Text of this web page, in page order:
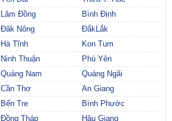
Lâm Đồng
Bình Định
Đăk Nông
ĐắkLắk
Hà Tĩnh
Kon Tum
Ninh Thuận
Phú Yên
Quảng Nam
Quảng Ngãi
Cần Thơ
An Giang
Bến Tre
Bình Phước
Đồng Tháp
Hậu Giang